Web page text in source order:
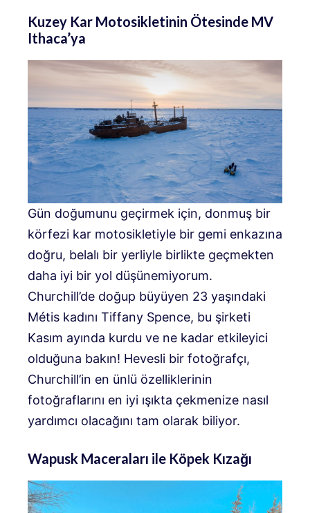
Kuzey Kar Motosikletinin Ötesinde MV
Ithaca’ya
Gün doğumunu geçirmek için, donmuş bir
körfezi kar motosikletiyle bir gemi enkazına
doğru, belalı bir yerliyle birlikte geçmekten
daha iyi bir yol düşünemiyorum.
Churchill’de doğup büyüyen 23 yaşındaki
Métis kadını Tiffany Spence, bu şirketi
Kasım ayında kurdu ve ne kadar etkileyici
olduğuna bakın! Hevesli bir fotoğrafçı,
Churchill’in en ünlü özelliklerinin
fotoğraflarını en iyi ışıkta çekmenize nasıl
yardımcı olacağını tam olarak biliyor.
Wapusk Maceraları ile Köpek Kızağı